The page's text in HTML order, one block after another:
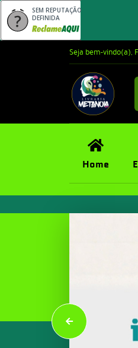
SEM REPUTAÇÃO
DEFINIDA
Seja bem-vindo(a),
Home